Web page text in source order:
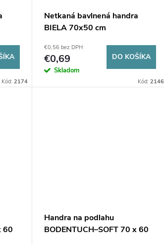
Kód:2174
Netkaná bavlnená handra
BIELA 70x50 cm
€0,56 bez DPH
€0,69
Skladom
DO KOŠÍKA
Kód: 2146
60
Handra na podlahu
BODENTUCH–SOFT 70 x 60